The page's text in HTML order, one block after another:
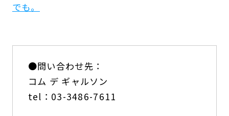
でも。
●問い合わせ先：
コム デ ギャルソン
tel：03-3486-7611